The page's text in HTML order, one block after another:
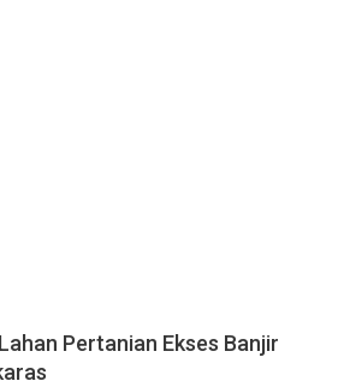
Pertanian Ekses Banjir